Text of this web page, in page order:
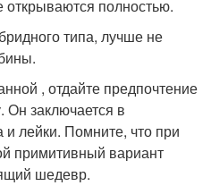
открываются полностью.
типа, лучше не
, отдайте предпочтение
Он заключается в
лейки. Помните, что при
примитивный вариант
шедевр.